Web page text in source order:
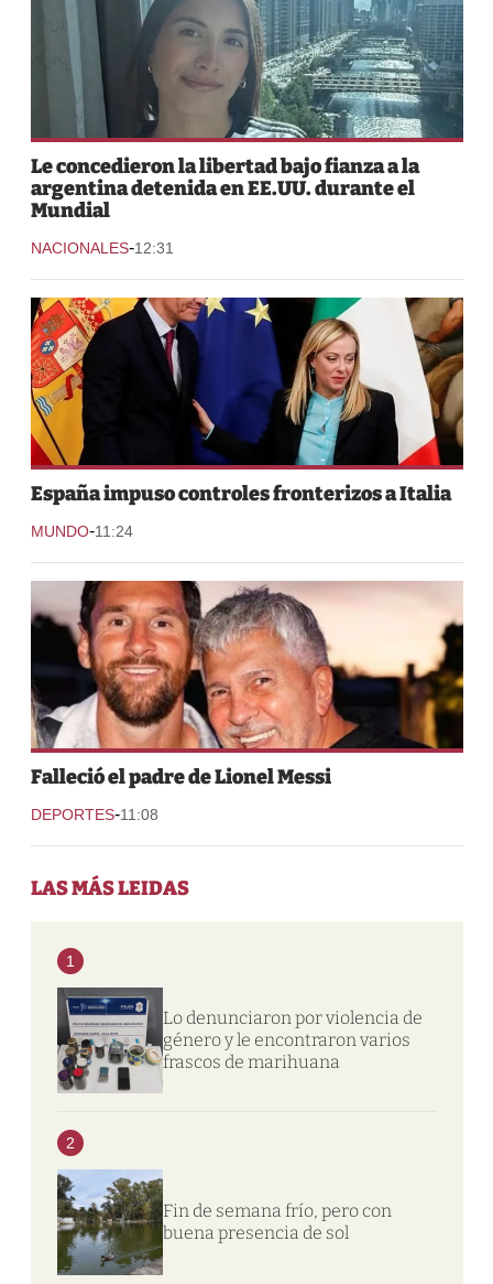
Le concedieron la libertad bajo fianza a la
argentina detenida en EE.UU. durante el
Mundial
NACIONALES-12:31
España impuso controles fronterizos a Italia
MUNDO-11:24
Falleció el padre de Lionel Messi
DEPORTES-11:08
LAS MÁS LEIDAS
1
Lo denunciaron por violencia de
género y le encontraron varios
frascos de marihuana
2
Fin de semana frío, pero con
buena presencia de sol